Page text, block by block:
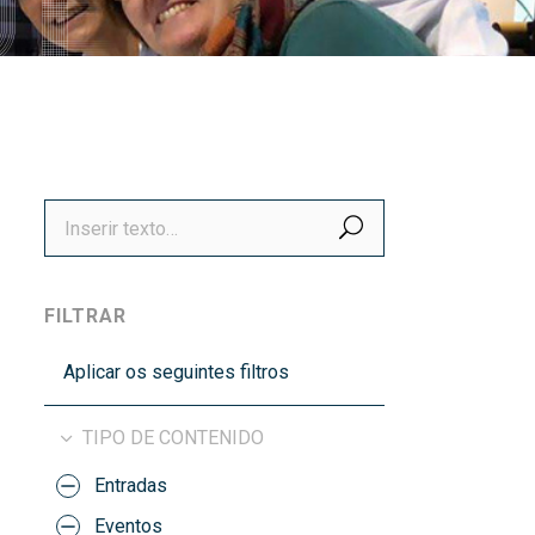
títulos
Recoñecementos de calidade
BUSCAR
FILTRAR
Aplicar os seguintes filtros
TIPO DE CONTENIDO
Entradas
Eventos